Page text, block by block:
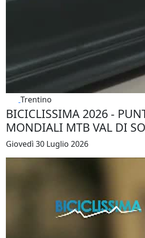
Trentino
BICICLISSIMA 2026 -
MONDIALI MTB VAL DI
Giovedì 30 Luglio 2026